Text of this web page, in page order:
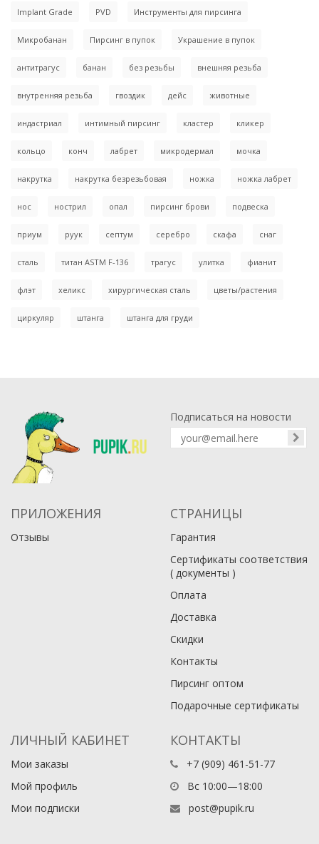
Implant Grade PVD Инструменты для пирсинга
Микробанан Пирсинг в пупок Украшение в пупок
антитрагус банан без резьбы внешняя резьба
внутренняя резьба гвоздик дейс животные
индастриал интимный пирсинг кластер кликер
кольцо конч лабрет микродермал мочка
накрутка накрутка безрезьбовая ножка ножка лабрет
нос нострил опал пирсинг брови подвеска
приум руук септум серебро скафа снаг
сталь титан ASTM F-136 трагус улитка фианит
флэт хеликс хирургическая сталь цветы/растения
циркуляр штанга штанга для груди
Подписаться на новости
ПРИЛОЖЕНИЯ
Отзывы
СТРАНИЦЫ
Гарантия
Сертификаты соответствия
( документы )
Оплата
Доставка
Скидки
Контакты
Пирсинг оптом
Подарочные сертификаты
ЛИЧНЫЙ КАБИНЕТ
Мои заказы
Мой профиль
Мои подписки
КОНТАКТЫ
+7 (909) 461-51-77
Вс 10:00—18:00
post@pupik.ru